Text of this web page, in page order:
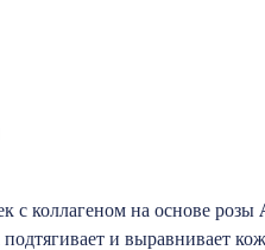
с коллагеном на основе розы
подтягивает и выравнивает